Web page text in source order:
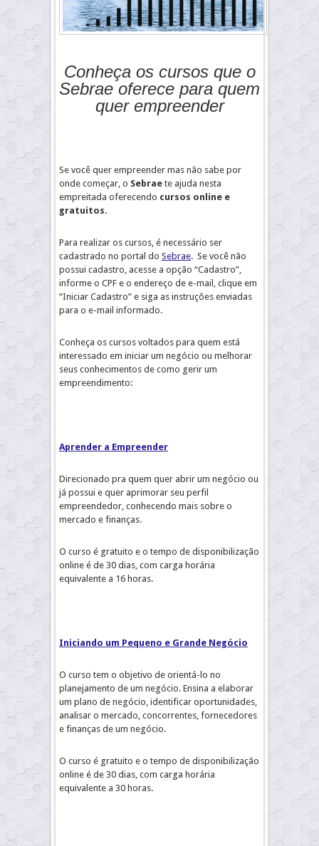
Conheça os cursos que o
Sebrae oferece para quem
quer empreender
Se você quer empreender mas não sabe por
onde começar, o Sebrae te ajuda nesta
empreitada oferecendo cursos online e
gratuitos.
Para realizar os cursos, é necessário ser
cadastrado no portal do Sebrae. Se você não
possui cadastro, acesse a opção “Cadastro”,
informe o CPF e o endereço de e-mail, clique em
“Iniciar Cadastro” e siga as instruções enviadas
para o e-mail informado.
Conheça os cursos voltados para quem está
interessado em iniciar um negócio ou melhorar
seus conhecimentos de como gerir um
empreendimento:
Aprender a Empreender
Direcionado pra quem quer abrir um negócio ou
já possui e quer aprimorar seu perfil
empreendedor, conhecendo mais sobre o
mercado e finanças.
O curso é gratuito e o tempo de disponibilização
online é de 30 dias, com carga horária
equivalente a 16 horas.
Iniciando um Pequeno e Grande Negócio
O curso tem o objetivo de orientá-lo no
planejamento de um negócio. Ensina a elaborar
um plano de negócio, identificar oportunidades,
analisar o mercado, concorrentes, fornecedores
e finanças de um negócio.
O curso é gratuito e o tempo de disponibilização
online é de 30 dias, com carga horária
equivalente a 30 horas.